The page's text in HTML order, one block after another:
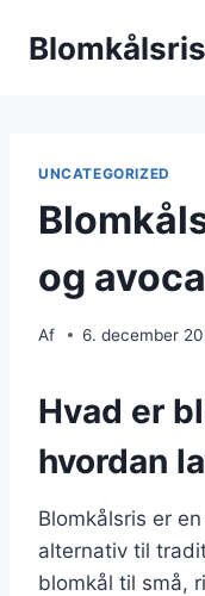
Blomkålsris
UNCATEGORIZED
og
Af 6. december
Hvad er
hvordan
Blomkålsris er
alternativ til
blomkål til små,